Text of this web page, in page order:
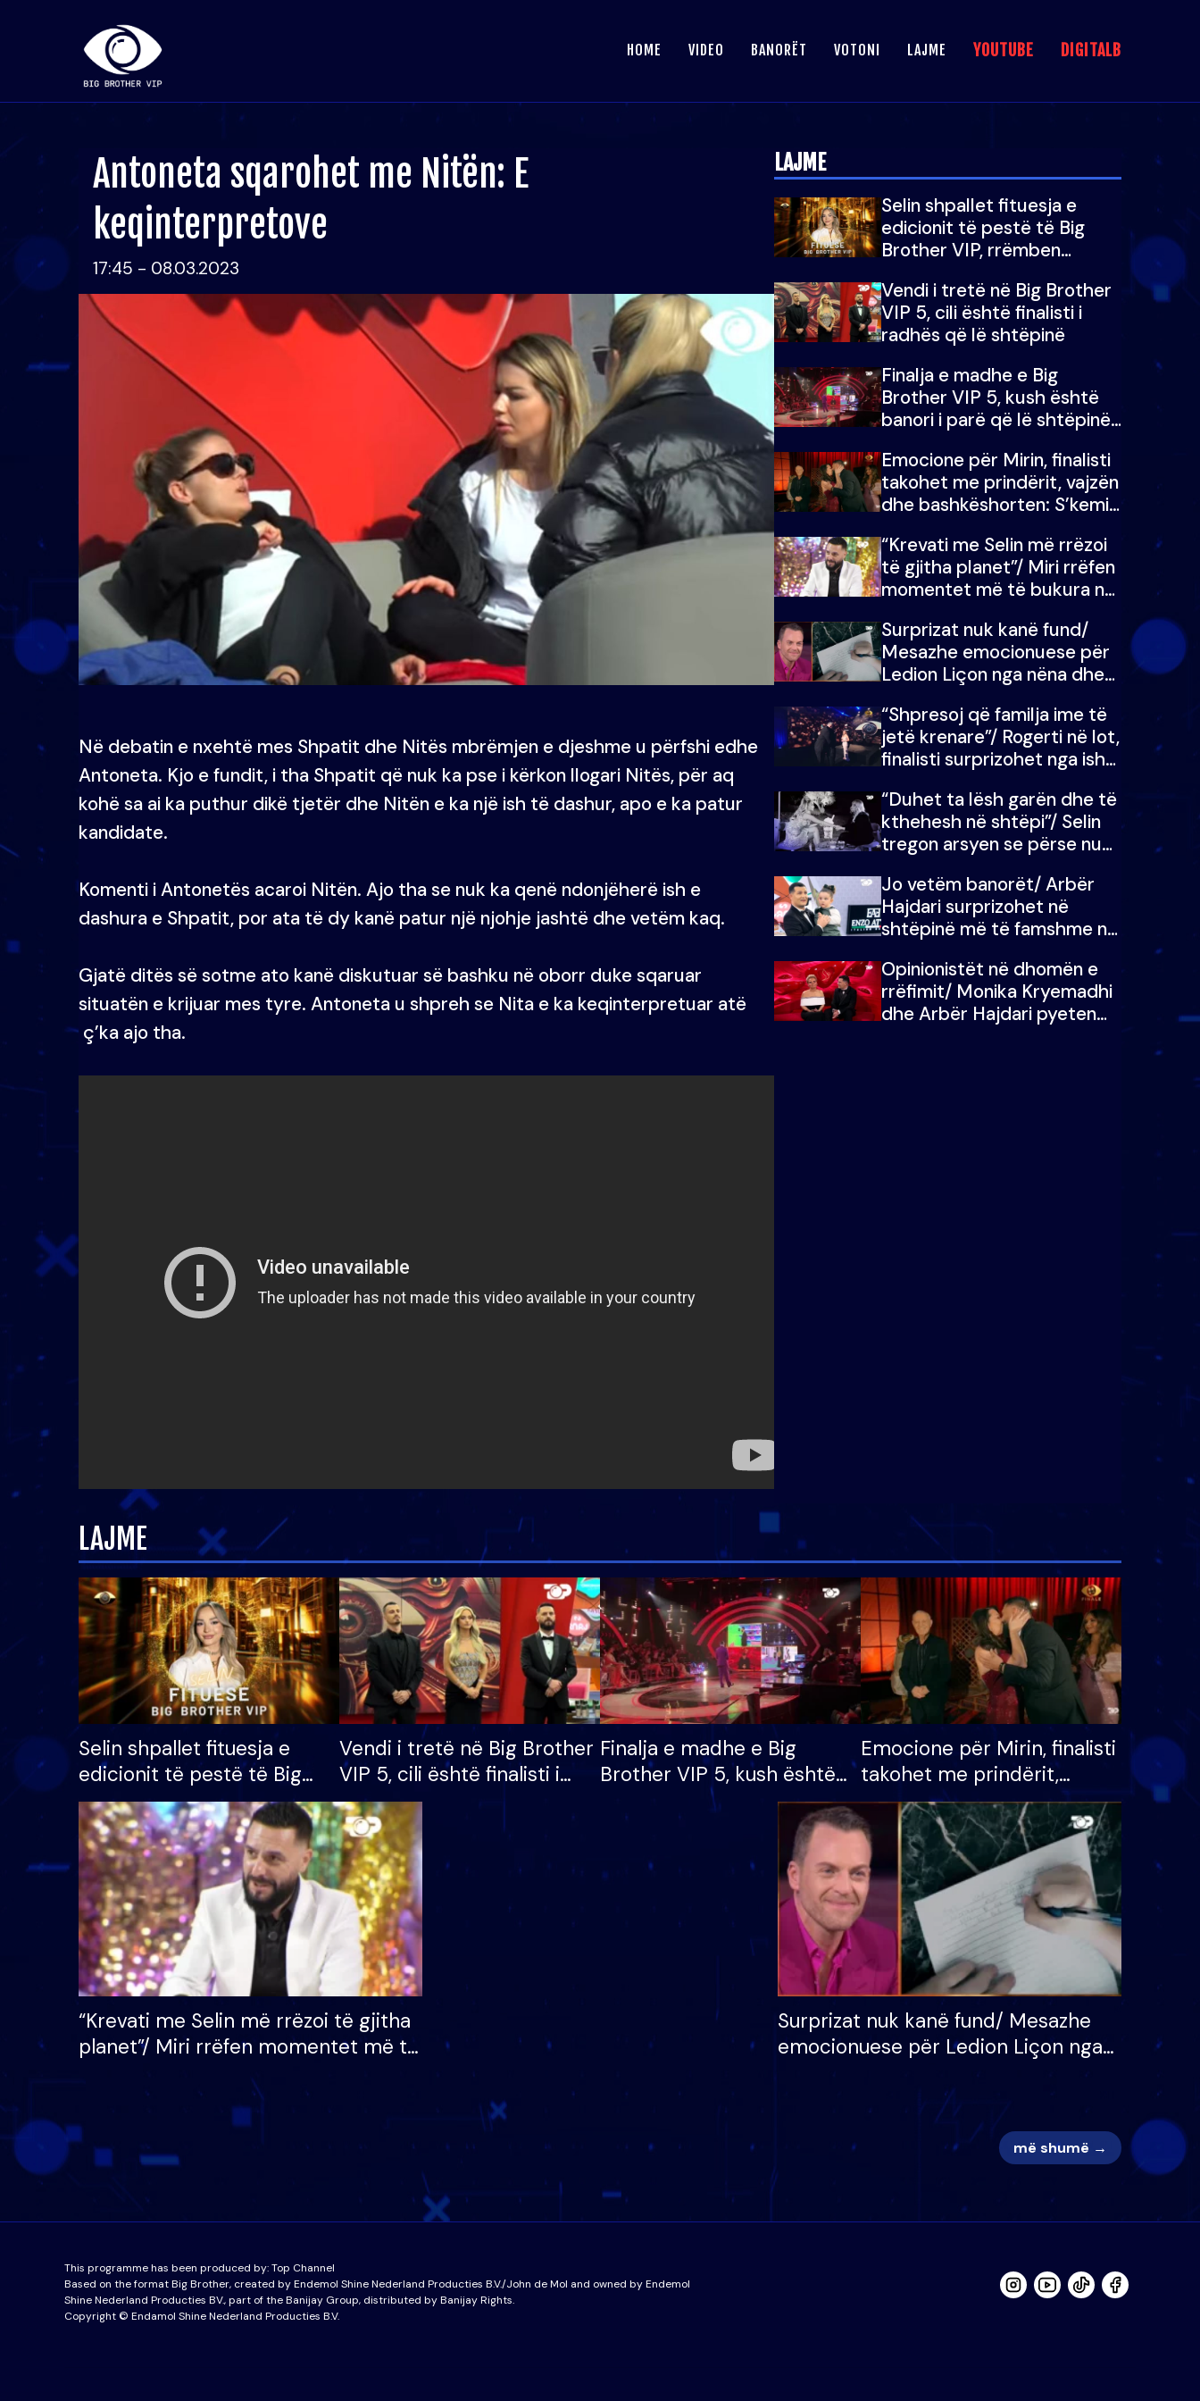
HOME VIDEO BANORËT VOTONI LAJME YOUTUBE DIGITALB
Antoneta sqarohet me Nitën: E
keqinterpretove
17:45 - 08.03.2023
Në debatin e nxehtë mes Shpatit dhe Nitës mbrëmjen e djeshme u përfshi edhe
Antoneta. Kjo e fundit, i tha Shpatit që nuk ka pse i kërkon llogari Nitës, për aq
kohë sa ai ka puthur dikë tjetër dhe Nitën e ka një ish të dashur, apo e ka patur
kandidate.
Komenti i Antonetës acaroi Nitën. Ajo tha se nuk ka qenë ndonjëherë ish e
dashura e Shpatit, por ata të dy kanë patur një njohje jashtë dhe vetëm kaq.
Gjatë ditës së sotme ato kanë diskutuar së bashku në oborr duke sqaruar
situatën e krijuar mes tyre. Antoneta u shpreh se Nita e ka keqinterpretuar atë
ç’ka ajo tha.
LAJME
Selin shpallet fituesja e
edicionit të pestë të Big
Brother VIP, rrëmben
mijë eurosh
Vendi i tretë në Big Brother
VIP 5, cili është finalisti i
radhës që lë shtëpinë
Finalja e madhe e Big
Brother VIP 5, kush është
banori i parë që lë shtëpinë
fituar çmimin e madh
Emocione për Mirin, finalisti
takohet me prindërit, vajzën
dhe bashkëshorten: S’kemi
“Krevati me Selin më rrëzoi
të gjitha planet”/ Miri rrëfen
momentet më të bukura në
mungojë zilja e mëngjesit
kur…
Surprizat nuk kanë fund/
Mesazhe emocionuese për
Ledion Liçon nga nëna dhe
i mban dot lotët: Nuk
meritoj…
“Shpresoj që familja ime të
jetë krenare”/ Rogerti në lot,
finalisti surprizohet nga ish-
“Duhet ta lësh garën dhe të
kthehesh në shtëpi”/ Selin
tregon arsyen se përse nuk
Doja ta çoja luftën time deri
në fund
Jo vetëm banorët/ Arbër
Hajdari surprizohet në
shtëpinë më të famshme në
me vajzën e tij
Opinionistët në dhomën e
rrëfimit/ Monika Kryemadhi
dhe Arbër Hajdari pyeten
LAJME
Selin shpallet fituesja e
edicionit të pestë të Big
Brother VIP, rrëmben
çmimin e madh prej 100
mijë eurosh
Vendi i tretë në Big Brother
VIP 5, cili është finalisti i
radhës që lë shtëpinë
Finalja e madhe e Big
Brother VIP 5, kush është
banori i parë që lë shtëpinë
dhe humb mundësinë për
të fituar çmimin e madh
Emocione për Mirin, finalisti
takohet me prindërit,
vajzën dhe bashkëshorten:
S’kemi ndonjë letër divorci
apo jo?
“Krevati me Selin më rrëzoi të gjitha
planet”/ Miri rrëfen momentet më të
bukura në shtëpinë e BB VIP: Do më
mungojë zilja e mëngjesit kur…
Surprizat nuk kanë fund/ Mesazhe
emocionuese për Ledion Liçon nga
nëna dhe fëmijët e tij, moderatori
nuk i mban dot lotët: Nuk meritoj…
më shumë →
This programme has been produced by:Top Channel
Based on the format Big Brother, created by Endemol Shine Nederland Producties B.V./John de Mol and owned by Endemol
Shine Nederland Producties BV., part of the Banijay Group, distributed by Banijay Rights.
Copyright © Endamol Shine Nederland Producties B.V.